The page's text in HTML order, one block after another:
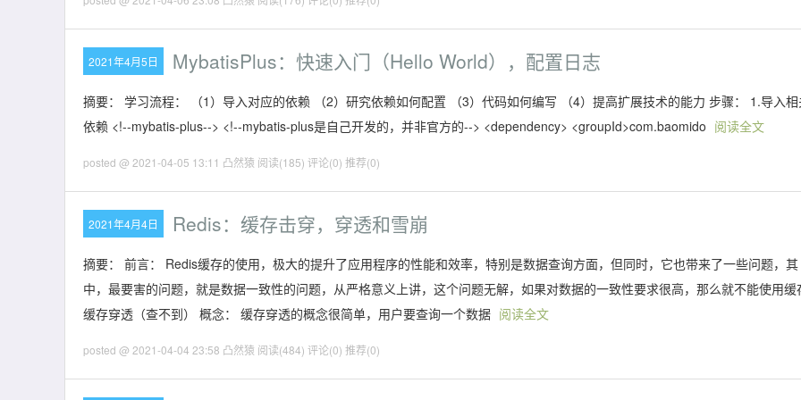
2021年4月5日 MybatisPlus：快速入门（Hello World），配置日志
摘要： 学习流程： （1）导入对应的依赖 （2）研究依赖如何配置 （3）代码如何编写 （4）提高扩展技术的能力 步骤： 1.导入
依赖 <!--mybatis-plus--> <!--mybatis-plus是自己开发的，并非官方的--> <dependency> <groupId>com.baomido 阅读全文
posted @ 2021-04-05 13:11 凸然猿 阅读(185) 评论(0) 推荐(0)
2021年4月4日 Redis：缓存击穿，穿透和雪崩
摘要： 前言： Redis缓存的使用，极大的提升了应用程序的性能和效率，特别是数据查询方面，但同时，它也带来了一些问题，其
中，最要害的问题，就是数据一致性的问题，从严格意义上讲，这个问题无解，如果对数据的一致性要求很高，那么就不能使用缓
缓存穿透（查不到） 概念： 缓存穿透的概念很简单，用户要查询一个数据 阅读全文
posted @ 2021-04-04 23:58 凸然猿 阅读(484) 评论(0) 推荐(0)